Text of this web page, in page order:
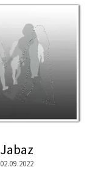
Jabaz
02.09.2022